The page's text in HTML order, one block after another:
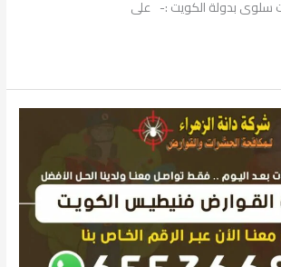
سلوى بدولة الكويت :- على